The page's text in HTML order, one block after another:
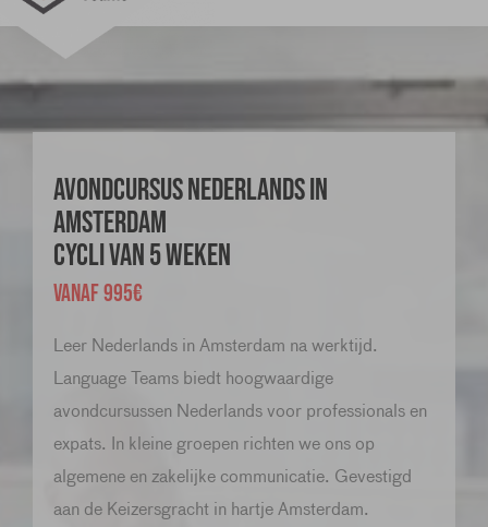
Leer Nederlands in Amsterdam na werktijd.
Language Teams biedt hoogwaardige
avondcursussen Nederlands voor professionals en
expats. In kleine groepen richten we ons op
algemene en zakelijke communicatie. Gevestigd
aan de Keizersgracht in hartje Amsterdam.
Avondcursus Nederlands in
Amsterdam
Cycli van 5 weken
VANAF 995€